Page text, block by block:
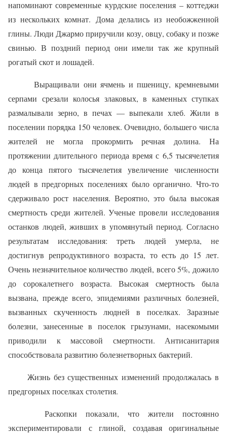
напоминают современные курдские поселения – коттеджи
из нескольких комнат. Дома делались из необожженной
глины. Люди Джармо приручили козу, овцу, собаку и позже
свинью. В поздний период они имели так же крупный
рогатый скот и лошадей.
Выращивали они ячмень и пшеницу, кремневыми
серпами срезали колосья злаковых, в каменных ступках
размалывали зерно, в печах — выпекали хлеб. Жили в
поселении порядка 150 человек. Очевидно, большего числа
жителей не могла прокормить речная долина. На
протяжении длительного периода время с 6,5 тысячелетия
до конца пятого тысячелетия увеличение численности
людей в предгорных поселениях было органично. Что-то
сдерживало рост населения. Вероятно, это была высокая
смертность среди жителей. Ученые провели исследования
останков людей, живших в упомянутый период. Согласно
результатам исследования: треть людей умерла, не
достигнув репродуктивного возраста, то есть до 15 лет.
Очень незначительное количество людей, всего 5%, дожило
до сорокалетнего возраста. Высокая смертность была
вызвана, прежде всего, эпидемиями различных болезней,
вызванных скученность людней в поселках. Заразные
болезни, занесенные в поселок грызунами, насекомыми
приводили к массовой смертности. Антисанитария
способствовала развитию болезнетворных бактерий.
Жизнь без существенных изменений продолжалась в
предгорных поселках столетия.
Раскопки показали, что жители постоянно
экспериментировали с глиной, создавая оригинальные